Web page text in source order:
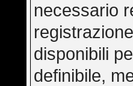
necessario
disponibili
definibile,